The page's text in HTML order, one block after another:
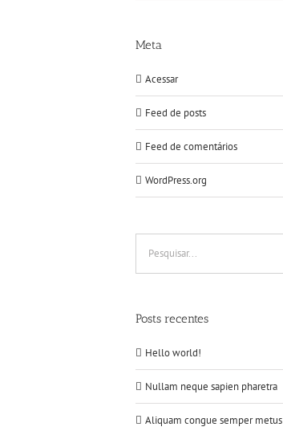
Meta
Acessar
Feed de posts
Feed de comentários
WordPress.org
resultados
para:
Posts recentes
Hello world!
Nullam neque sapien pharetra
Aliquam congue semper metus